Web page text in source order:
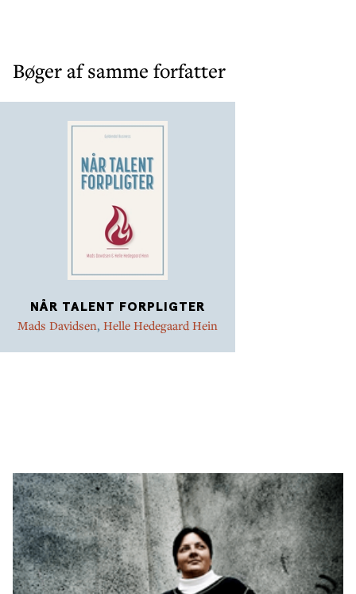
bliver tydeligt, hvor vigtigt det er, at ledelsen
understøtter og fremmer den drivkraft og
entusiasme, som vi møder hos primadonnaen.
Bogen indeholder hverken værktøjer eller modeller,
men lægger op til at lederen konstant reflekterer over
sin ledelsespraksis og over, hvad der motiverer de
forskellige typer af medarbejdere.
Cases fra en lang række arbejdspladser herunder Det
Kongelige Teater understøtter bogens budskaber om
ledelse af de højtspecialiserede, kreative
medarbejdere.
Bøger af samme forfatter
NÅR TALENT FORPLIGTER
Mads Davidsen, Helle Hedegaard Hein